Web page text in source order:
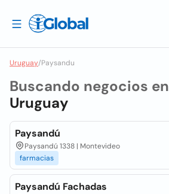
Uruguay/Paysandu
Buscando negocios en
Uruguay
Paysandú
Paysandú 1338 | Montevideo
farmacias
Paysandú Fachadas